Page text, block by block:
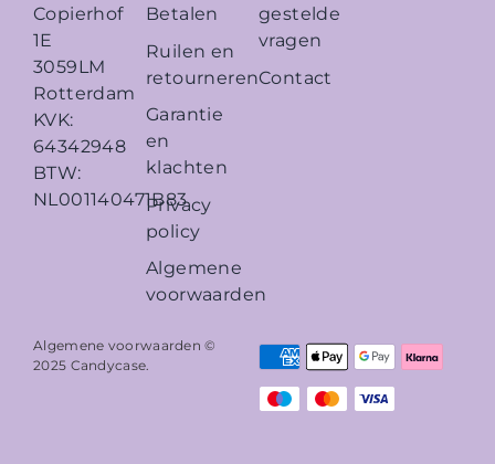
Copierhof
1E
3059LM
Rotterdam
KVK:
64342948
BTW:
NL001140471B83
Betalen
Ruilen en
retourneren
Garantie
en
klachten
Privacy
policy
Algemene
voorwaarden
gestelde
vragen
Contact
Algemene voorwaarden ©
2025 Candycase.